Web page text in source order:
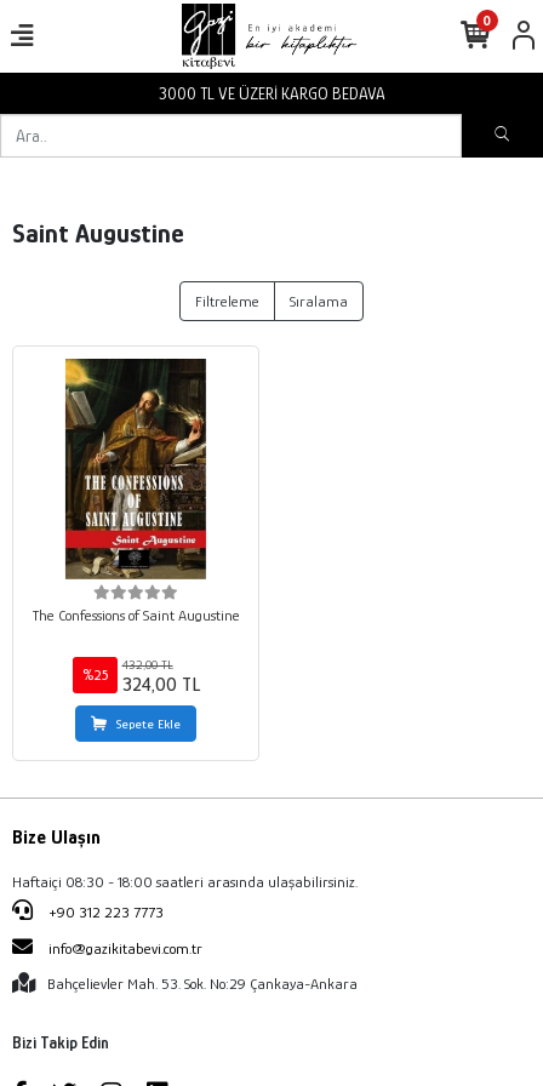
3000 TL VE ÜZERİ KARGO BEDAVA
0
Saint Augustine
Filtreleme Sıralama
The Confessions of Saint Augustine
%25
432,00 TL
324,00 TL
Sepete Ekle
Bize Ulaşın
Haftaiçi 08:30 - 18:00 saatleri arasında ulaşabilirsiniz.
+90 312 223 7773
info@gazikitabevi.com.tr
Bahçelievler Mah. 53. Sok. No:29 Çankaya-Ankara
Bizi Takip Edin